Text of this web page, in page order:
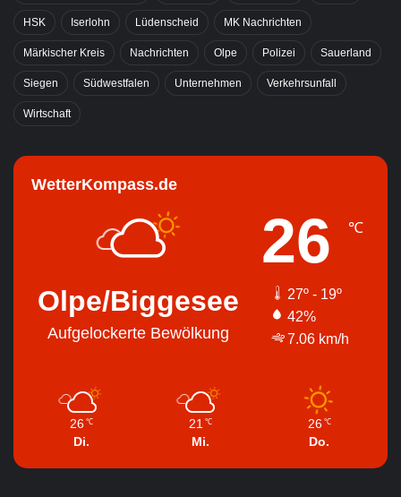
HSK Iserlohn Lüdenscheid MK Nachrichten
Märkischer Kreis Nachrichten Olpe Polizei Sauerland
Siegen Südwestfalen Unternehmen Verkehrsunfall
Wirtschaft
WetterKompass.de
Olpe/Biggesee
Aufgelockerte Bewölkung
26 ℃
27º - 19º
42%
7.06 km/h
26 ℃
Di.
21 ℃
Mi.
26 ℃
Do.